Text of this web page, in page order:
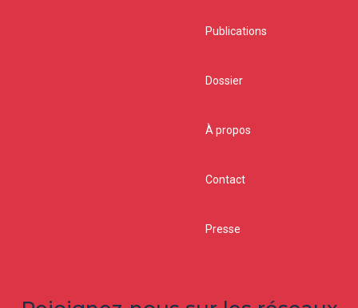
Publications
Dossier
À propos
Contact
Presse